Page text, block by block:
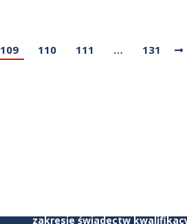
109 110 111 … 131
zakresie świadectw